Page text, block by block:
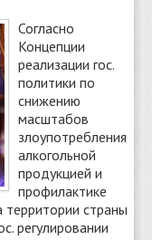
Найти
Согласно
Концепции
реализации гос.
политики по
снижению
масштабов
злоупотребления
алкогольной
продукцией и
профилактике
страны
регулировании